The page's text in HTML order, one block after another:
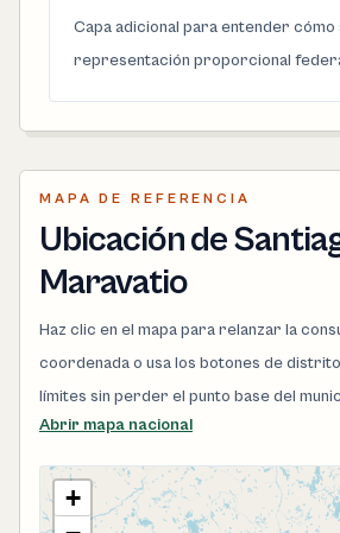
Capa adicional para entender cómo
representación proporcional
MAPA DE REFERENCIA
Ubicación de
Maravatio
Haz clic en el mapa para relanzar la
coordenada o usa los botones de
límites sin perder el punto base del
Abrir mapa nacional
+